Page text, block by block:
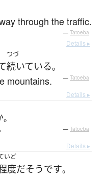
through the traffic.
— Tatoeba
Details ▸
つづ
続いている。
mountains. — Tatoeba
Details ▸
。
— Tatoeba
Details ▸
いど
度だそうです。